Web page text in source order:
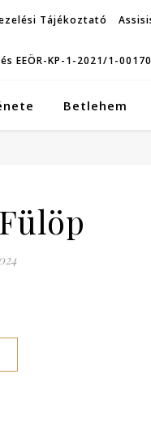
Tájékoztató
EEÖR-KP-1-2021/1-
Betlehem